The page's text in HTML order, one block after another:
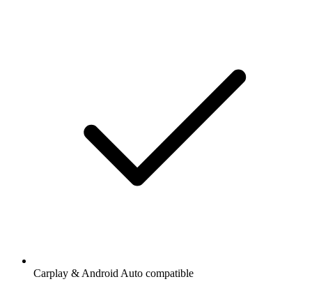
Carplay & Android Auto compatible